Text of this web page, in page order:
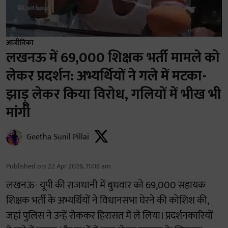
आजीविका
लखनऊ में 69,000 शिक्षक भर्ती मामले को
लेकर प्रदर्शन: अभ्यर्थियों ने गले में मटका-
झाड़ू लेकर किया विरोध, गलियों में भीख भी
मांगी
Geetha Sunil Pillai
Published on: 22 Apr 2026, 11:08 am
लखनऊ- यूपी की राजधानी में बुधवार को 69,000 सहायक
शिक्षक भर्ती के अभ्यर्थियों ने विधानसभा घेरने की कोशिश की,
जहां पुलिस ने उन्हें रोककर हिरासत में ले लिया। प्रदर्शनकारियों